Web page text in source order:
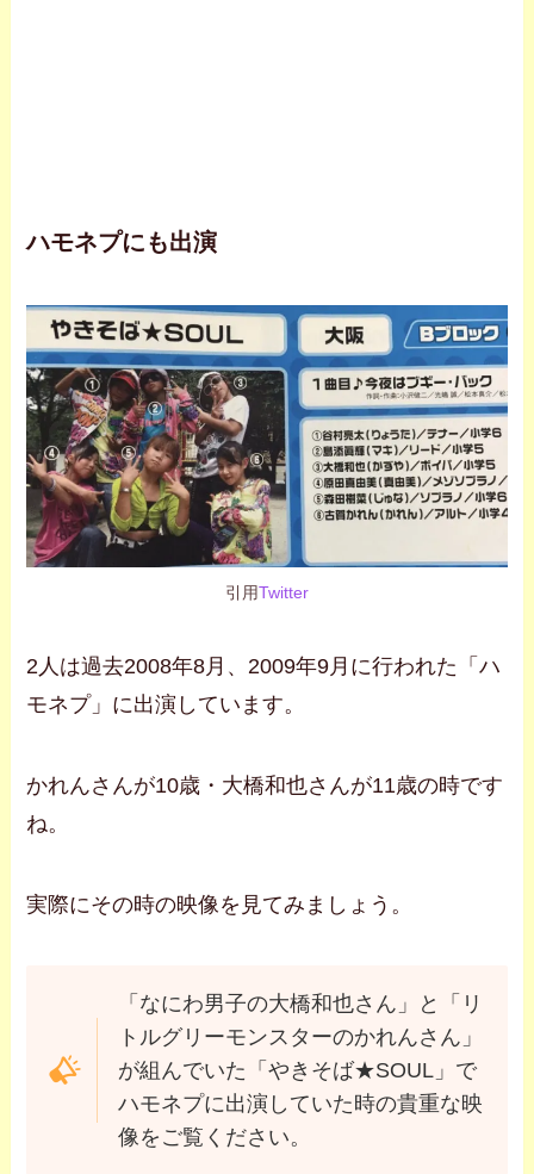
ハモネプにも出演
引用Twitter
2人は過去2008年8月、2009年9月に行われた「ハ
モネプ」に出演しています。
かれんさんが10歳・大橋和也さんが11歳の時です
ね。
実際にその時の映像を見てみましょう。
「なにわ男子の大橋和也さん」と「リ
トルグリーモンスターのかれんさん」
が組んでいた「やきそば★SOUL」で
ハモネプに出演していた時の貴重な映
像をご覧ください。